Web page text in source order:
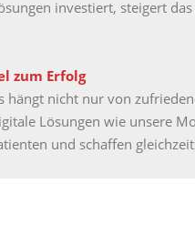
investiert, steigert
zum Erfolg
hängt nicht nur von
Lösungen wie unsere
und schaffen